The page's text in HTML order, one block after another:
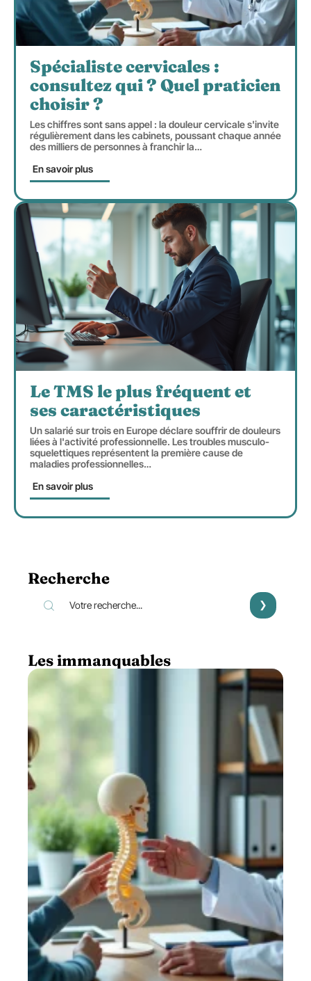
Spécialiste cervicales :
consultez qui ? Quel praticien
choisir ?
Les chiffres sont sans appel : la douleur cervicale s'invite
régulièrement dans les cabinets, poussant chaque année
des milliers de personnes à franchir la…
En savoir plus
Le TMS le plus fréquent et
ses caractéristiques
Un salarié sur trois en Europe déclare souffrir de douleurs
liées à l'activité professionnelle. Les troubles musculo-
squelettiques représentent la première cause de
maladies professionnelles…
En savoir plus
Recherche
Les immanquables